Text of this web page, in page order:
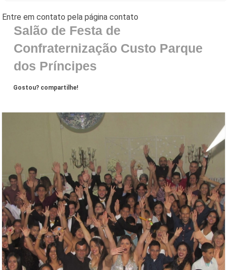
Salão de Festa de
Confraternização Custo Parque
dos Príncipes
Gostou? compartilhe!